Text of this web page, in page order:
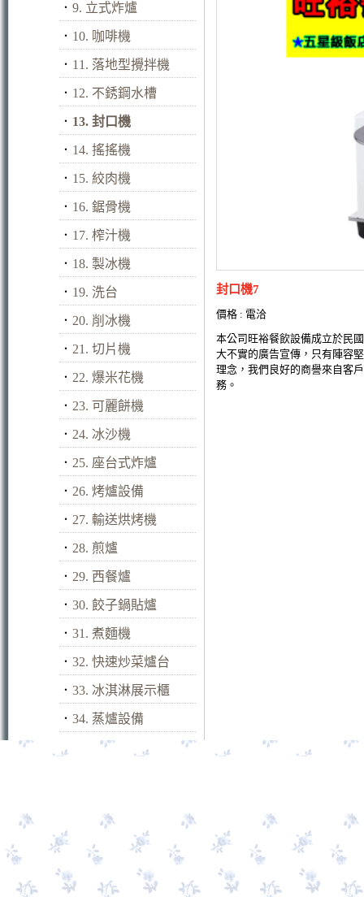
． 9. 立式炸爐
． 10. 咖啡機
． 11. 落地型攪拌機
． 12. 不銹鋼水槽
． 13. 封口機
． 14. 搖搖機
． 15. 絞肉機
． 16. 鋸骨機
． 17. 榨汁機
． 18. 製冰機
． 19. 洗台
． 20. 削冰機
． 21. 切片機
． 22. 爆米花機
． 23. 可麗餅機
． 24. 冰沙機
． 25. 座台式炸爐
． 26. 烤爐設備
． 27. 輸送烘烤機
． 28. 煎爐
． 29. 西餐爐
． 30. 餃子鍋貼爐
． 31. 煮麵機
． 32. 快速炒菜爐台
． 33. 冰淇淋展示櫃
． 34. 蒸爐設備
封口機7
價格 : 電洽
本公司旺裕餐飲設備成立於民
大不實的廣告宣傳，只有陣容
理念，我們良好的商譽來自客
務。